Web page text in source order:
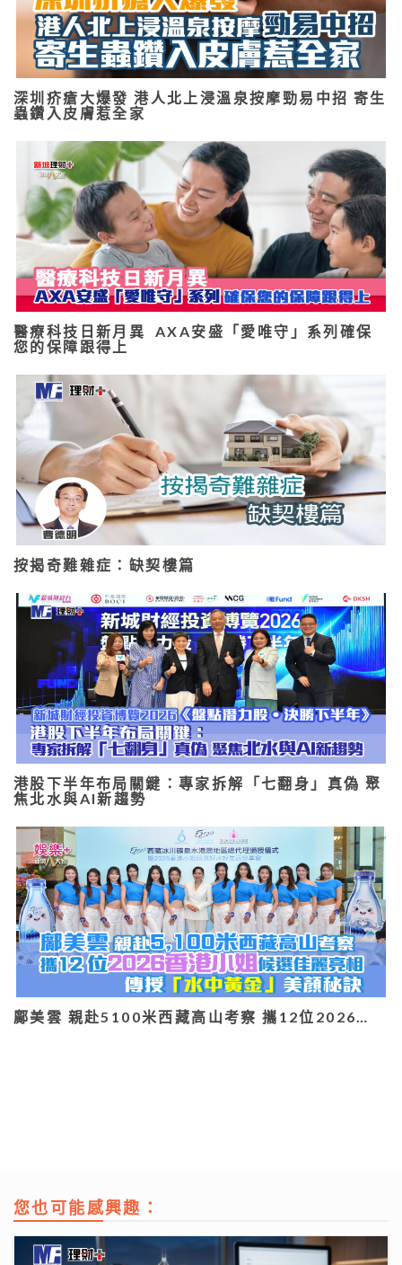
深圳疥瘡大爆發 港人北上浸溫泉按摩勁易中招 寄生
蟲鑽入皮膚惹全家
醫療科技日新月異 AXA安盛「愛唯守」系列確保
您的保障跟得上
按揭奇難雜症：缺契樓篇
港股下半年布局關鍵：專家拆解「七翻身」真偽 聚
焦北水與AI新趨勢
鄺美雲 親赴5100米西藏高山考察 攜12位2026…
您也可能感興趣：